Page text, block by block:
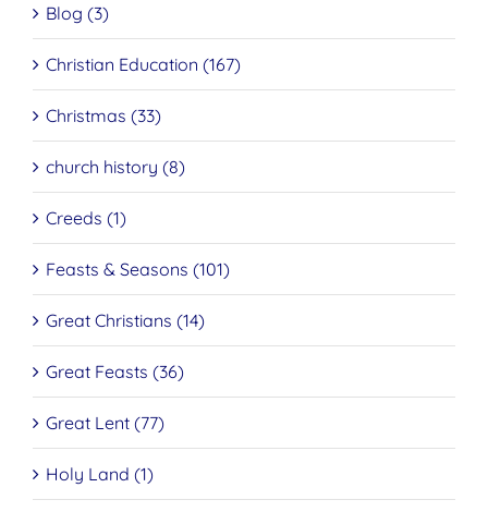
Blog (3)
Christian Education (167)
Christmas (33)
church history (8)
Creeds (1)
Feasts & Seasons (101)
Great Christians (14)
Great Feasts (36)
Great Lent (77)
Holy Land (1)